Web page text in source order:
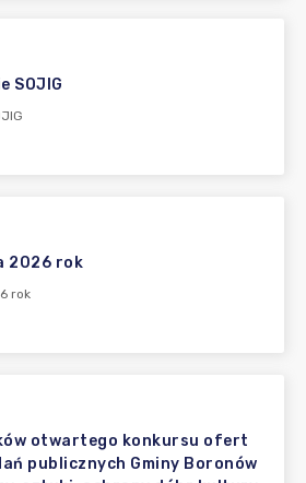
SOJIG
2026 rok
rok
otwartego konkursu ofert
publicznych Gminy Boronów